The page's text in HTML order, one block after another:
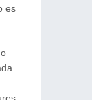
es